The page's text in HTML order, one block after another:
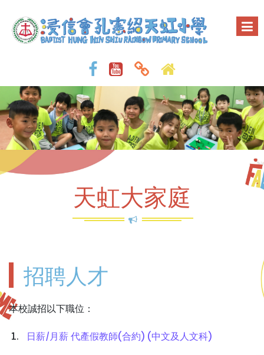
天虹大家庭
招聘人才
本校誠招以下職位：
日薪/月薪 代產假教師(合約) (中文及人文科)